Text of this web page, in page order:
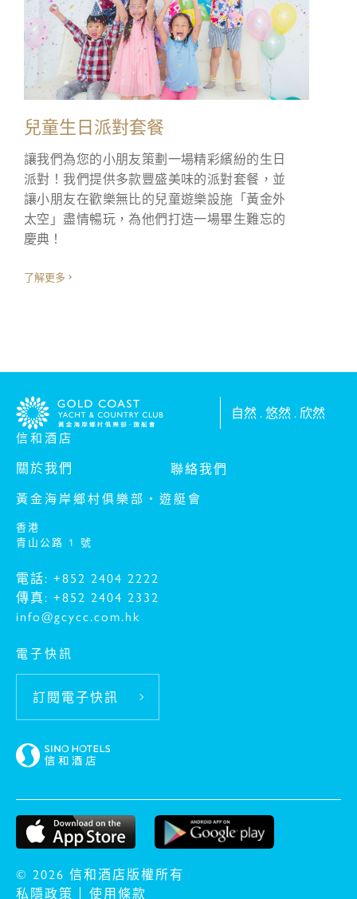
兒童生日派對套餐
讓我們為您的小朋友策劃一場精彩繽紛的生日
派對！我們提供多款豐盛美味的派對套餐，並
讓小朋友在歡樂無比的兒童遊樂設施「黃金外
太空」盡情暢玩，為他們打造一場畢生難忘的
慶典！
了解更多
自然 . 悠然 . 欣然
信和酒店
關於我們 聯絡我們
黃金海岸鄉村俱樂部‧遊艇會
香港
青山公路 1 號
電話: +852 2404 2222
傳真: +852 2404 2332
info@gcycc.com.hk
電子快訊
訂閱電子快訊
© 2026 信和酒店版權所有
私隱政策
使用條款